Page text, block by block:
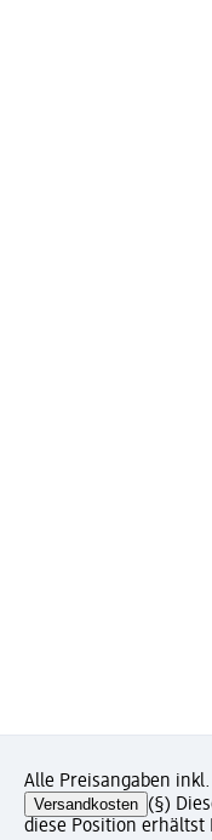
Alle Preisangaben
Versandkosten (§)
diese Position erhältst